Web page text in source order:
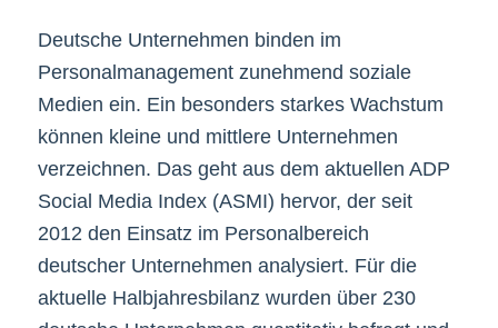
Deutsche Unternehmen binden im
Personalmanagement zunehmend soziale
Medien ein. Ein besonders starkes Wachstum
können kleine und mittlere Unternehmen
verzeichnen. Das geht aus dem aktuellen ADP
Social Media Index (ASMI) hervor, der seit
2012 den Einsatz im Personalbereich
deutscher Unternehmen analysiert. Für die
aktuelle Halbjahresbilanz wurden über 230